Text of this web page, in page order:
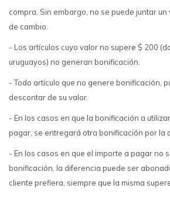
compra. Sin embargo, no se puede juntar
de cambio.
- Los artículos cuyo valor no supere $ 200
uruguayos) no generan bonificación.
- Todo artículo que no genere bonificación,
descontar de su valor.
- En los casos en que la bonificación a
pagar, se entregará otra bonificación por la
- En los casos en que el importe a pagar no
bonificación, la diferencia puede ser
cliente prefiera, siempre que la misma